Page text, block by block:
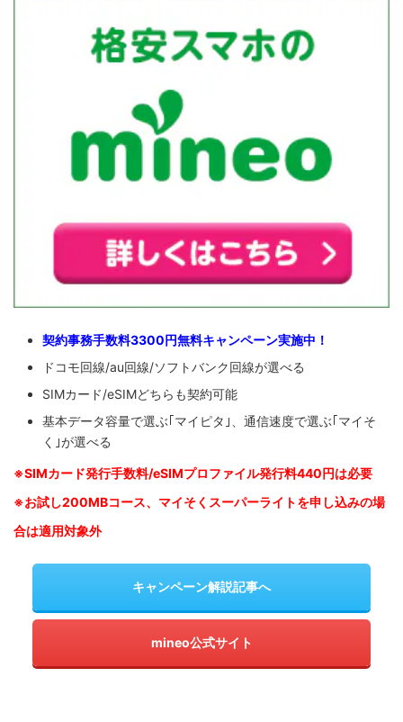
契約事務手数料3300円無料キャンペーン実施中！
ドコモ回線/au回線/ソフトバンク回線が選べる
SIMカード/eSIMどちらも契約可能
基本データ容量で選ぶ｢マイピタ｣、通信速度で選ぶ｢マイそ
く｣が選べる
※SIMカード発行手数料/eSIMプロファイル発行料440円は必要
※お試し200MBコース、マイそくスーパーライトを申し込みの場
合は適用対象外
キャンペーン解説記事へ
mineo公式サイト